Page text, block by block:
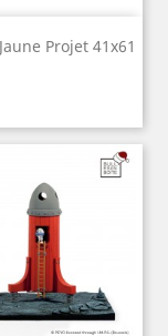
Projet 41x61